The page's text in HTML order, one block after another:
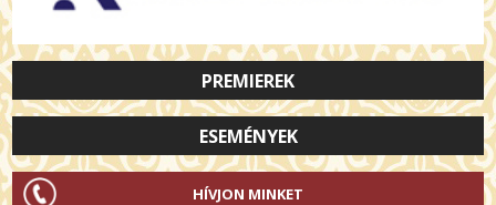
PREMIEREK
ESEMÉNYEK
HÍVJON MINKET